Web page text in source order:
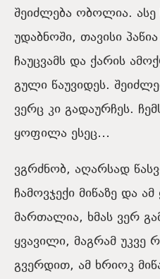
შეიძლება ობოლია.
უდაბნოში, თავისი
ჩაუცვამს და ქარის
გული წაუვიდეს.
ვერც კი გადაურჩეს.
ყოფილა ესეც…
ვგრძნობ, აღარსად
ჩამოვჯექი მიწაზე და
მართალია, ხმას ვერ
ყვავილი, მაგრამ უკვე
გვერდით, ამ ხრიოკ